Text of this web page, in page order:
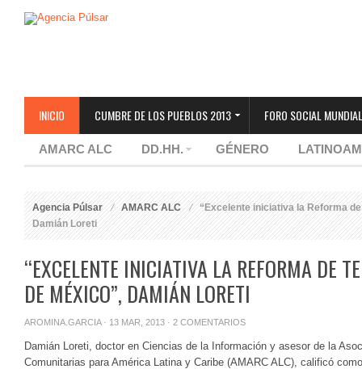
INICIO CUMBRE DE LOS PUEBLOS 2013 FORO SOCIAL
AMARC ALC DD.HH. GÉNERO
Agencia Púlsar AMARC ALC
“Excelente iniciativa la Reforma
Damián Loreti
“EXCELENTE INICIATIVA LA REFORMA DE
DE MÉXICO”, DAMIÁN LORETI
AROMINA.GARCIA· 13 MAR, 2013 · 2 COMENTARIOS
Damián Loreti, doctor en Ciencias de la Información y asesor de la
Comunitarias para América Latina y Caribe (AMARC ALC), calificó